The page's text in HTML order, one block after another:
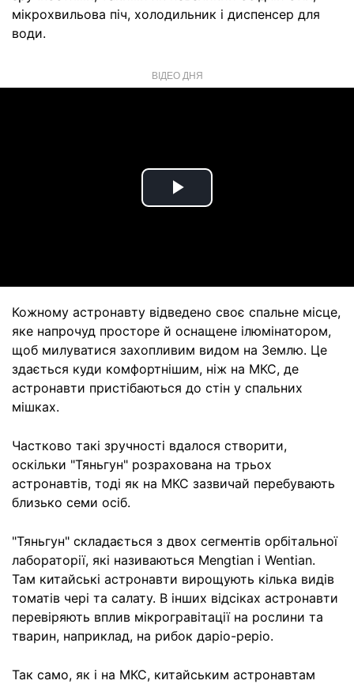
мікрохвильова піч, холодильник і диспенсер для
води.
ВІДЕО ДНЯ
Play
Кожному астронавту відведено своє спальне місце,
яке напрочуд просторе й оснащене ілюмінатором,
щоб милуватися захопливим видом на Землю. Це
здається куди комфортнішим, ніж на МКС, де
астронавти пристібаються до стін у спальних
мішках.
Частково такі зручності вдалося створити,
оскільки "Тяньгун" розрахована на трьох
астронавтів, тоді як на МКС зазвичай перебувають
близько семи осіб.
"Тяньгун" складається з двох сегментів орбітальної
лабораторії, які називаються Mengtian і Wentian.
Там китайські астронавти вирощують кілька видів
томатів чері та салату. В інших відсіках астронавти
перевіряють вплив мікрогравітації на рослини та
тварин, наприклад, на рибок даріо-реріо.
Так само, як і на МКС, китайським астронавтам